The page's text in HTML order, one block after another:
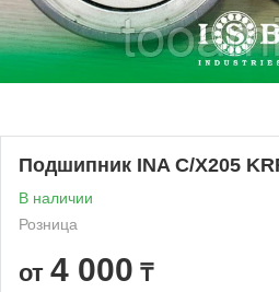
Подшипник INA C/X205
В наличии
Розница
от 4 000 ₸